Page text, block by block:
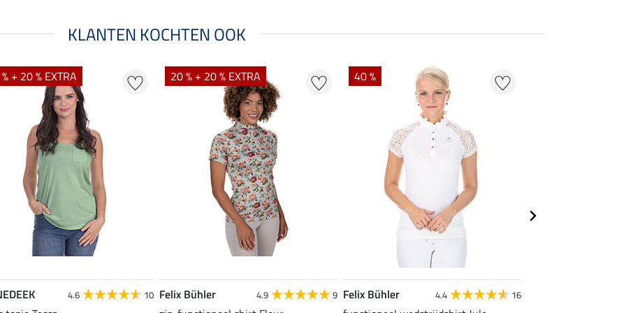
KLANTEN KOCHTEN OOK
+ 20 % EXTRA
4.6 10
20 % + 20 % EXTRA
Felix Bühler 4.9 9
40 %
Felix Bühler 4.4 16